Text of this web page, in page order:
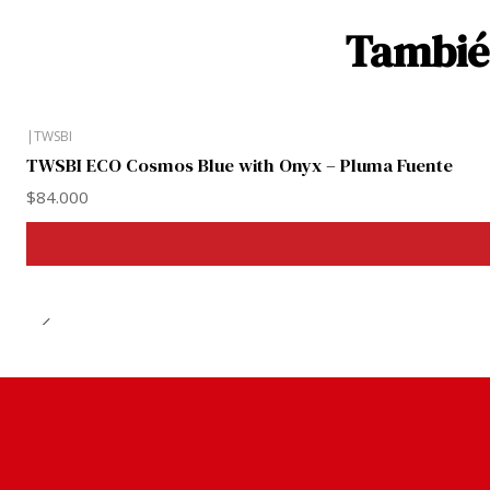
|TWSBI
TWSBI ECO Cosmos Blue with Onyx – Pluma Fuente
$84.000